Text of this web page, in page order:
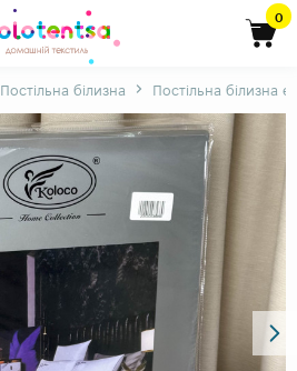
0
Постільна білизна Постільна білизна